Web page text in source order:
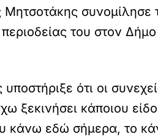
Μητσοτάκης συνομίλησε
του στον
ότι οι
ξεκινήσει κάποιου
κάνω εδώ σήμερα, το